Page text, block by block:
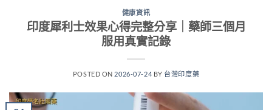
健康資訊
印度犀利士效果心得完整分享｜藥師三個月
服用真實記錄
POSTED ON 2026-07-24 BY 台灣印度藥